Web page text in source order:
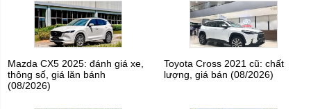
Mazda CX5 2025: đánh giá xe,
thông số, giá lăn bánh
(08/2026)
Toyota Cross 2021 cũ: chất
lượng, giá bán (08/2026)